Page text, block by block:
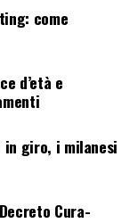
come
d’età e
in giro, i milanesi
Cura-